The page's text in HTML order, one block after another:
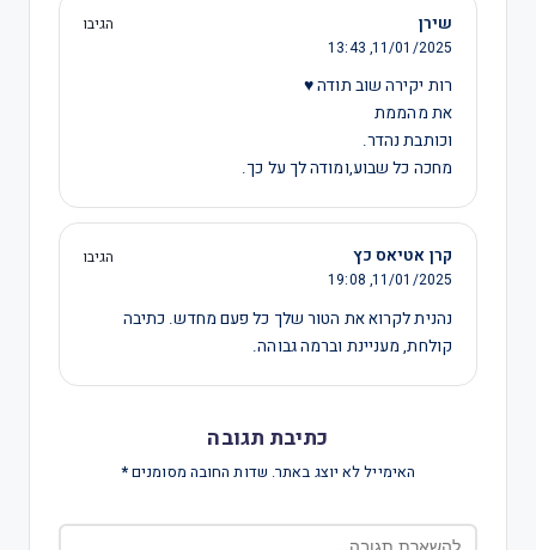
שירן
הגיבו
11/01/2025,
13:43
רות יקירה שוב תודה ♥
את מהממת
וכותבת נהדר.
מחכה כל שבוע,ומודה לך על כך.
קרן אטיאס כץ
הגיבו
11/01/2025,
19:08
נהנית לקרוא את הטור שלך כל פעם מחדש. כתיבה
קולחת, מעניינת וברמה גבוהה.
כתיבת תגובה
האימייל לא יוצג באתר. שדות החובה מסומנים*